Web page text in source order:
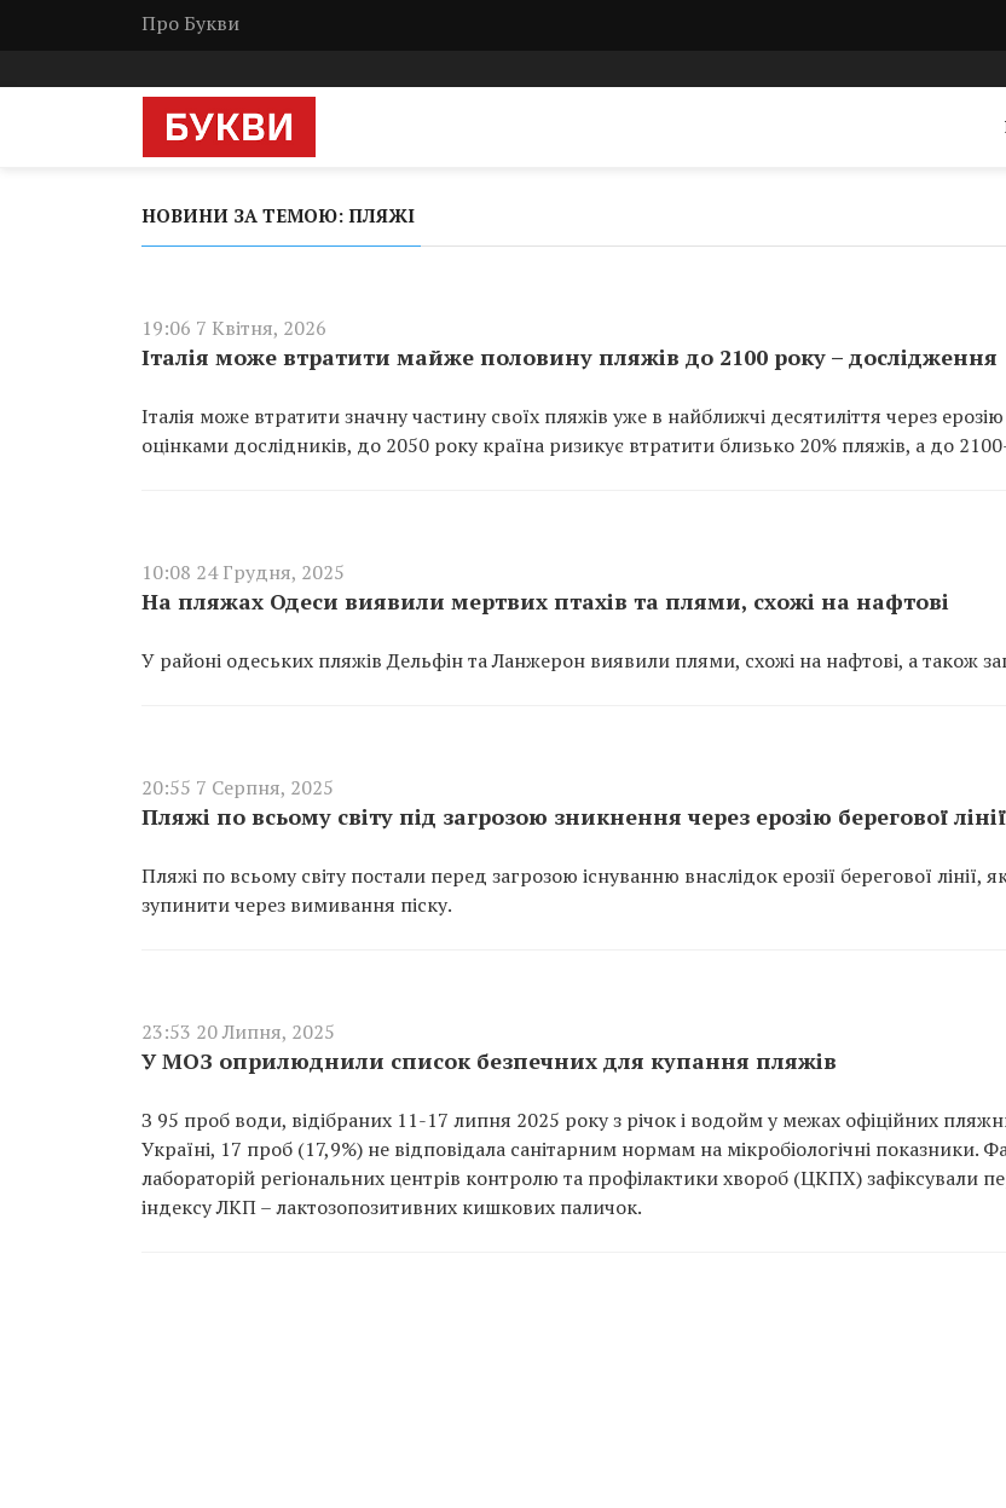
Про Букви
НОВИНИ ЗА ТЕМОЮ: ПЛЯЖІ
19:06 7 Квітня, 2026
Італія може втратити майже половину пляжів до 2100 року – дослідження
Італія може втратити значну частину своїх пляжів уже в найближчі десятиліття через
оцінками дослідників, до 2050 року країна ризикує втратити близько 20% пляжів, а до
10:08 24 Грудня, 2025
На пляжах Одеси виявили мертвих птахів та плями, схожі на нафтові
У районі одеських пляжів Дельфін та Ланжерон виявили плями, схожі на нафтові, а також
20:55 7 Серпня, 2025
Пляжі по всьому світу під загрозою зникнення через ерозію берегової
Пляжі по всьому світу постали перед загрозою існуванню внаслідок ерозії берегової лінії,
зупинити через вимивання піску.
23:53 20 Липня, 2025
У МОЗ оприлюднили список безпечних для купання пляжів
З 95 проб води, відібраних 11-17 липня 2025 року з річок і водойм у межах офіційних
Україні, 17 проб (17,9%) не відповідала санітарним нормам на мікробіологічні показники.
лабораторій регіональних центрів контролю та профілактики хвороб (ЦКПХ) зафіксували
індексу ЛКП – лактозопозитивних кишкових паличок.